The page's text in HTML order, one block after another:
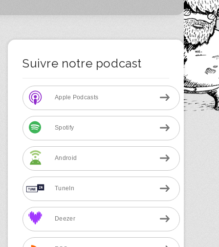
Suivre notre podcast
Apple Podcasts
Spotify
Android
TuneIn
Deezer